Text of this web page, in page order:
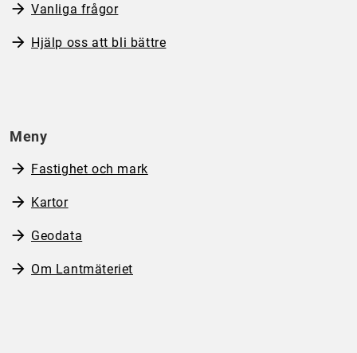
Vanliga frågor
Hjälp oss att bli bättre
Meny
Fastighet och mark
Kartor
Geodata
Om Lantmäteriet